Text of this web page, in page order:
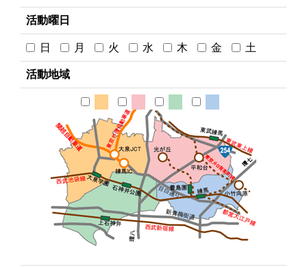
活動曜日
日 月 火 水 木 金 土
活動地域